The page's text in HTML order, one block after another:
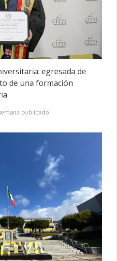
egresada de
de una formación
publicado